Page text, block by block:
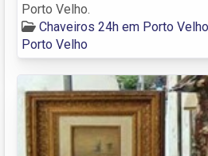
Porto Velho.
Chaveiros 24h em Porto Velho
Porto Velho